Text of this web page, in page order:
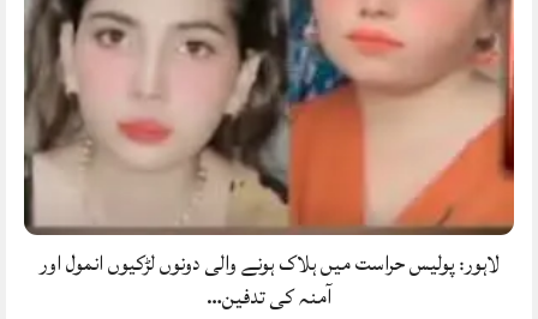
لاہور: پولیس حراست میں ہلاک ہونے والی دونوں لڑکیوں انمول اور
آمنہ کی تدفین…